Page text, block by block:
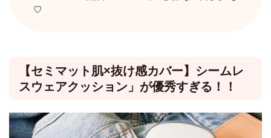
♡
【セミマット肌×抜け感カバー】シームレ
スウェアクッション」が優秀すぎる！！